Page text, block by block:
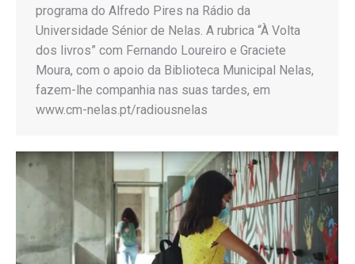
programa do Alfredo Pires na Rádio da
Universidade Sénior de Nelas. A rubrica “À Volta
dos livros” com Fernando Loureiro e Graciete
Moura, com o apoio da Biblioteca Municipal Nelas,
fazem-lhe companhia nas suas tardes, em
www.cm-nelas.pt/radiousnelas